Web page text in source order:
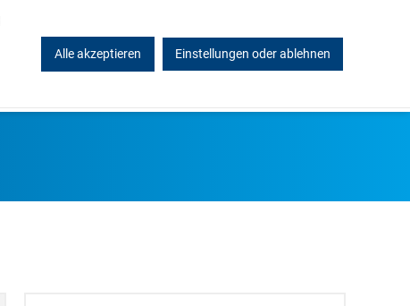
KONTAKTAlle akzeptieren Einstellungen oder ablehnen